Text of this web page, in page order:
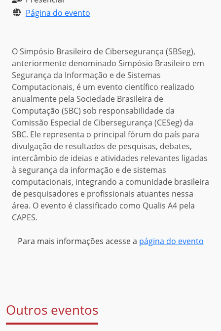
Página do evento
O Simpósio Brasileiro de Cibersegurança (SBSeg),
anteriormente denominado Simpósio Brasileiro em
Segurança da Informação e de Sistemas
Computacionais, é um evento científico realizado
anualmente pela Sociedade Brasileira de
Computação (SBC) sob responsabilidade da
Comissão Especial de Cibersegurança (CESeg) da
SBC. Ele representa o principal fórum do país para
divulgação de resultados de pesquisas, debates,
intercâmbio de ideias e atividades relevantes ligadas
à segurança da informação e de sistemas
computacionais, integrando a comunidade brasileira
de pesquisadores e profissionais atuantes nessa
área. O evento é classificado como Qualis A4 pela
CAPES.
Para mais informações acesse a página do evento
Outros eventos